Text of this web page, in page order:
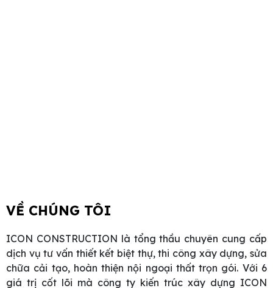
VỀ CHÚNG TÔI
ICON CONSTRUCTION là tổng thầu chuyên cung cấp
dịch vụ tư vấn thiết kết biệt thự, thi công xây dựng, sửa
chữa cải tạo, hoàn thiện nội ngoại thất trọn gói. Với 6
giá trị cốt lõi mà công ty kiến trúc xây dựng ICON